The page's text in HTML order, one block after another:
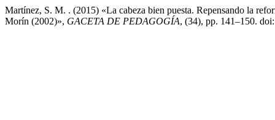
Martínez, S. M. . (2015) «La cabeza bien puesta. Repensando la
Morín (2002)», GACETA DE PEDAGOGÍA, (34), pp. 141–150.